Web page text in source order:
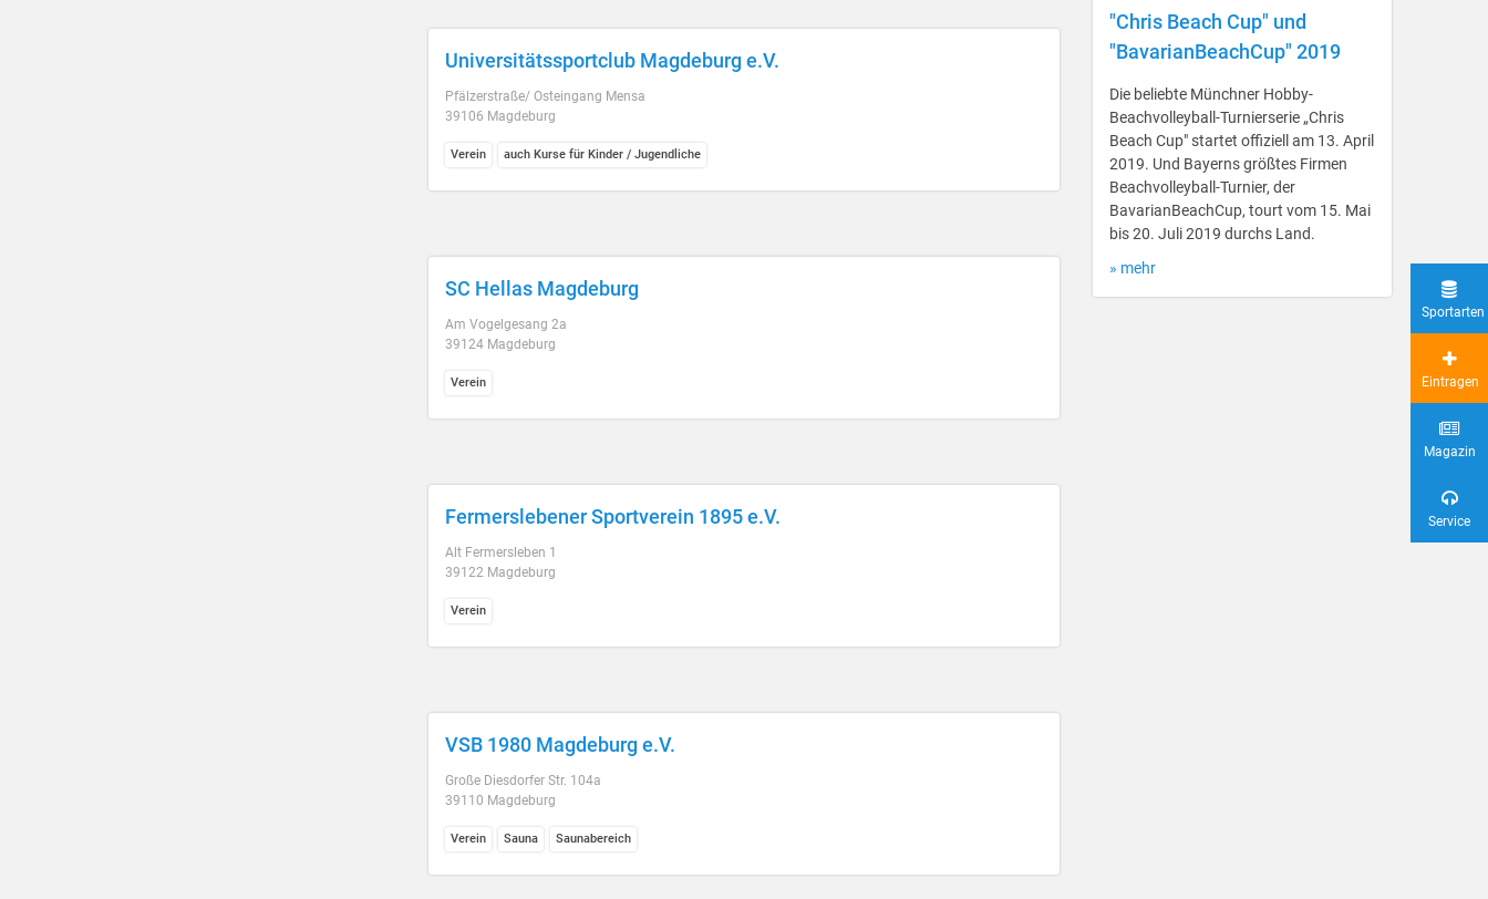
Universitätssportclub Magdeburg e.V.
Pfälzerstraße/ Osteingang Mensa
39106 Magdeburg
Verein auch Kurse für Kinder / Jugendliche
SC Hellas Magdeburg
Am Vogelgesang 2a
39124 Magdeburg
Verein
Fermerslebener Sportverein 1895 e.V.
Alt Fermersleben 1
39122 Magdeburg
Verein
VSB 1980 Magdeburg e.V.
Große Diesdorfer Str. 104a
39110 Magdeburg
Verein Sauna Saunabereich
"Chris Beach Cup" und
"BavarianBeachCup" 2019
Die beliebte Münchner Hobby-
Beachvolleyball-Turnierserie „Chris
Beach Cup" startet offiziell am 13. April
2019. Und Bayerns größtes Firmen
Beachvolleyball-Turnier, der
BavarianBeachCup, tourt vom 15. Mai
bis 20. Juli 2019 durchs Land.
» mehr
Sportarten
Eintragen
Magazin
Service